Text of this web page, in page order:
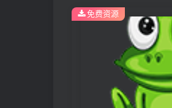
免费资源